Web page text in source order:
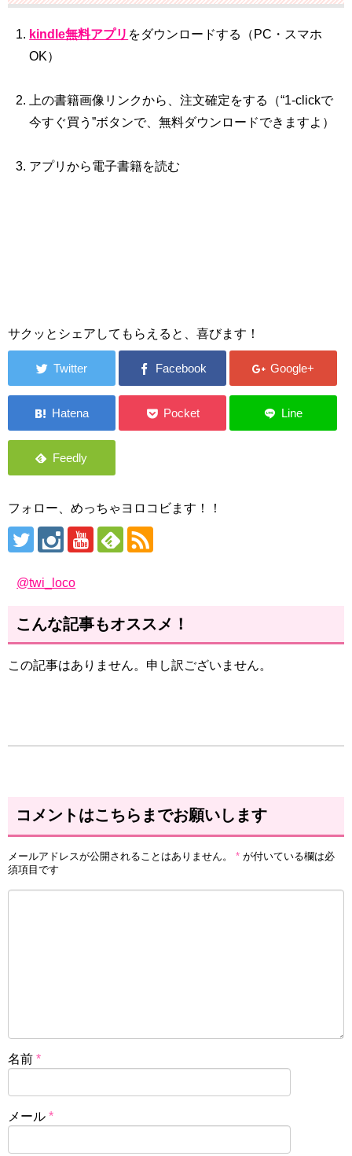
kindle無料アプリ をダウンロードする（PC・スマホ
OK）
上の書籍画像リンクから、注文確定をする（“1‐clickで
今すぐ買う”ボタンで、無料ダウンロードできますよ）
アプリから電子書籍を読む
サクッとシェアしてもらえると、喜びます！
フォロー、めっちゃヨロコビます！！
@twi_loco
こんな記事もオススメ！
この記事はありません。申し訳ございません。
コメントはこちらまでお願いします
メールアドレスが公開されることはありません。 * が付いている欄は必
須項目です
名前 *
メール *